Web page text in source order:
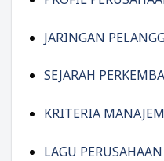
JARINGAN
SEJARAH
KRITERIA
LAGU PERUSAHAAN